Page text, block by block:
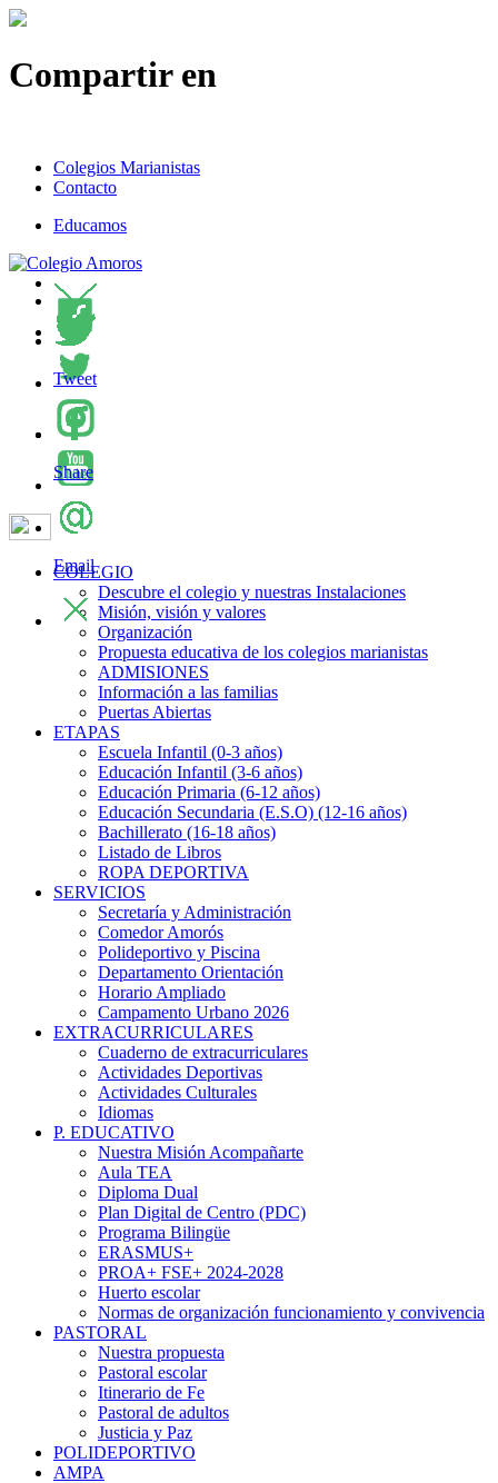
Compartir en
Tweet
Share
Email
Colegios Marianistas
Contacto
Educamos
COLEGIO
Descubre el colegio y nuestras Instalaciones
Misión, visión y valores
Organización
Propuesta educativa de los colegios marianistas
ADMISIONES
Información a las familias
Puertas Abiertas
ETAPAS
Escuela Infantil (0-3 años)
Educación Infantil (3-6 años)
Educación Primaria (6-12 años)
Educación Secundaria (E.S.O) (12-16 años)
Bachillerato (16-18 años)
Listado de Libros
ROPA DEPORTIVA
SERVICIOS
Secretaría y Administración
Comedor Amorós
Polideportivo y Piscina
Departamento Orientación
Horario Ampliado
Campamento Urbano 2026
EXTRACURRICULARES
Cuaderno de extracurriculares
Actividades Deportivas
Actividades Culturales
Idiomas
P. EDUCATIVO
Nuestra Misión Acompañarte
Aula TEA
Diploma Dual
Plan Digital de Centro (PDC)
Programa Bilingüe
ERASMUS+
PROA+ FSE+ 2024-2028
Huerto escolar
Normas de organización funcionamiento y convivencia
PASTORAL
Nuestra propuesta
Pastoral escolar
Itinerario de Fe
Pastoral de adultos
Justicia y Paz
POLIDEPORTIVO
AMPA